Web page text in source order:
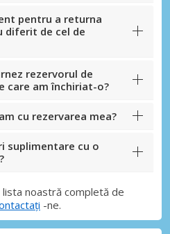
pentru a returna
diferit de cel de
rezervorul de
care am închiriat-o?
cu rezervarea mea?
suplimentare cu o
lista noastră completă de
-ne.